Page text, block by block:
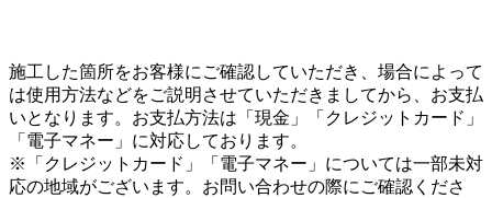
施工した箇所をお客様にご確認していただき、場合によって
は使用方法などをご説明させていただきましてから、お支払
いとなります。お支払方法は「現金」「クレジットカード」
「電子マネー」に対応しております。
※「クレジットカード」「電子マネー」については一部未対
応の地域がございます。お問い合わせの際にご確認くださ